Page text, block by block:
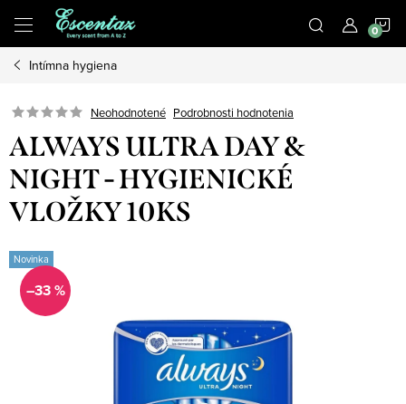
obsah
Intímna hygiena
Neohodnotené Podrobnosti hodnotenia
ALWAYS ULTRA DAY &
NIGHT - HYGIENICKÉ
VLOŽKY 10KS
Novinka
–33 %